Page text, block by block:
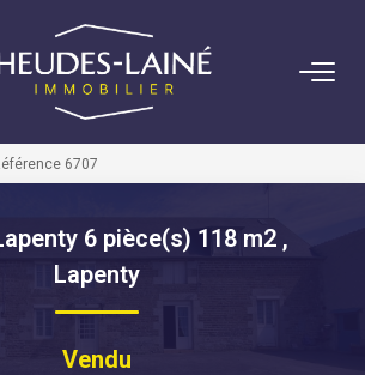
VENDRE
ACHETER
LOUER
6707
6 pièce(s) 118 m2 ,
Lapenty
Vendu